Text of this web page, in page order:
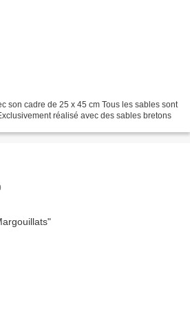
son cadre de 25 x 45 cm Tous les sables sont
réalisé avec des sables bretons